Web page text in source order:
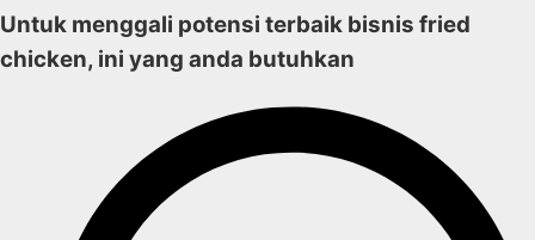
Untuk menggali potensi terbaik bisnis fried
chicken, ini yang anda butuhkan